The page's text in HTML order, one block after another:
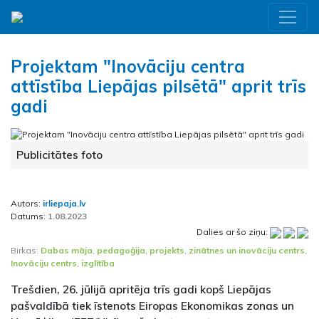
Projektam "Inovāciju centra
attīstība Liepājas pilsētā" aprit trīs
gadi
Publicitātes foto
Autors: irliepaja.lv
Datums: 1.08.2023
Dalies ar šo ziņu:
Birkas: Dabas māja pedagoģija projekts zinātnes un inovāciju centrs
Inovāciju centrs izglītība
Trešdien, 26. jūlijā apritēja trīs gadi kopš Liepājas
pašvaldībā tiek īstenots Eiropas Ekonomikas zonas un